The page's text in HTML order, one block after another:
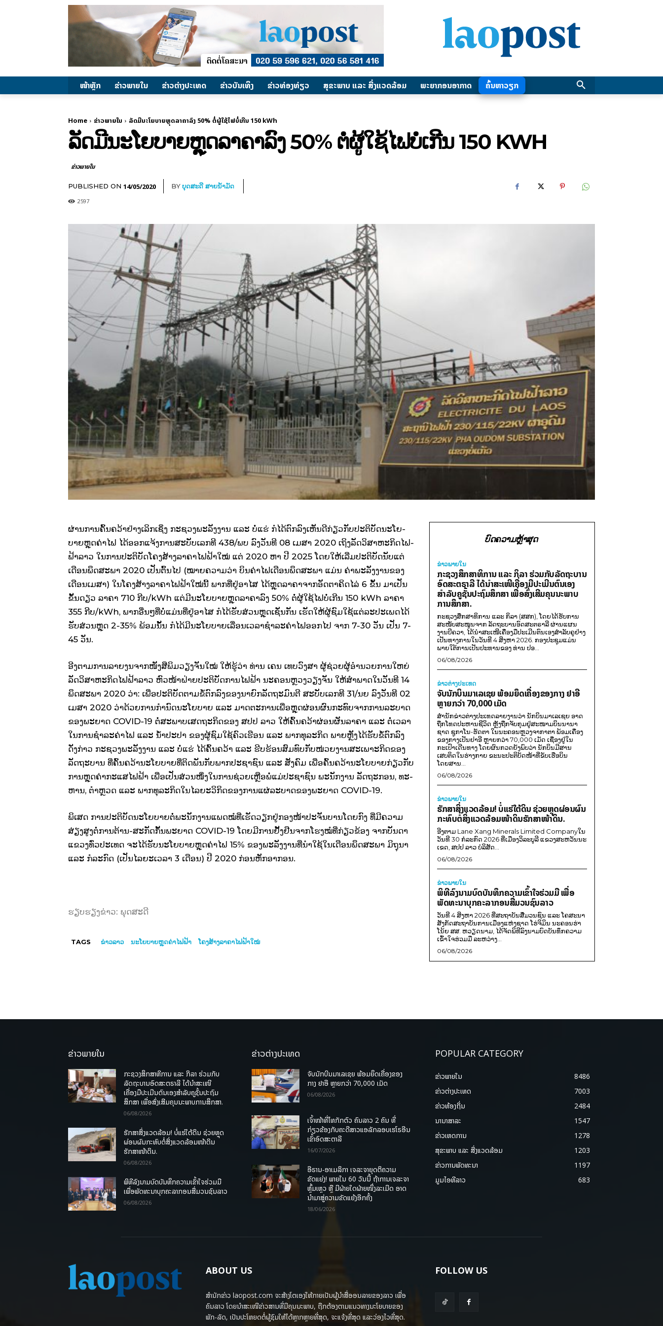
ໜ້າຫຼັກ ຂ່າວພາຍ​ໃນ ຂ່າວຕ່າງປະເທດ ​ຂ່າວບັນເທິງ ​ຂ່າວທ່ອງທ່ຽວ ສຸຂະພາບ ແລະ ສີ່ງແວດລ້ອມ ພະຍາກອນອາກາດ ຄົ້ນຫາວຽກ
Home ຂ່າວພາຍ​ໃນ ​ລັດມີນະ­ໂຍ­ບາຍ​ຫຼຸດ​ລາ­ຄາ​ລົງ 50% ຕໍ່​ຜູ້​ໃຊ້​ໄຟ​ບໍ່​ເກີນ 150 kWh
​ລັດມີນະ­ໂຍ­ບາຍ​ຫຼຸດ​ລາ­ຄາ​ລົງ 50% ຕໍ່​ຜູ້​ໃຊ້​ໄຟ​ບໍ່​ເກີນ 150 KWH
ຂ່າວພາຍ​ໃນ
PUBLISHED ON 14/05/2020 BYບຸດສະດີ ສາຍນ້ຳມັດ
2597
ຜ່ານ​ການ​ຄົ້ນ­ຄວ້າ​ຢ່າງ​ເລິກ­ເຊິ່ງ ກະ­ຊວງ​ພະ­ລັງ­ງານ ແລະ ບໍ່​ແຮ່ ກໍ​ໄດ້​ຕົກ­ລົງ​ເຫັນ​ດີ​ກ່ຽວ​ກັບ​ປະ­ຕິ­ບັດ​ນະ­ໂຍ­
ບາຍ​ຫຼຸດ​ຄ່າ​ໄຟ ໄດ້​ອອກ​ແຈ້ງ​ການ​ສະ­ບັບ​ເລກ​ທີ 438/ພບ ລົງ​ວັນ​ທີ 08 ເມ­ສາ 2020 ເຖິງ​ລັດ​ວິ​ສາ​ຫະ​ກິດ​ໄຟ­
ຟ້າ​ລາວ ໃນ​ການ​ປະ­ຕິ­ບັດ​ໂຄງ​ສ້າງ​ລາ­ຄາ​ໄຟ­ຟ້າ​ໃໝ່ ແຕ່ 2020 ຫາ ປີ 2025 ໂດຍ​ໃຫ້​ເລີ່ມ​ປະ­ຕິ­ບັດ​ນັບ​ແຕ່​
ເດືອນ​ພຶດ­ສະ­ພາ 2020 ເປັນ­ຕົ້ນ​ໄປ (ໝາຍ​ຄວາມ​ວ່າ ບິນ​ຄ່າ​ໄຟ​ເດືອ​ນພຶດ­ສະ­ພາ ແມ່ນ ຄ່າພະ­ລັງ­ງານ​ຂອງ​
ເດືອນ​ເມ­ສາ) ໃນ​ໂຄງ​ສ້າງ​ລາ­ຄາ​ໄຟ­ຟ້າ​ໃໝ່​ນີ້ ພາກ​ທີ່­ຢູ່​ອາ­ໄສ ໄດ້​ຫຼຸດ​ລາ­ຄາ​ຈາກ​ອັດ­ຕາ​ຄິດ­ໄລ່ 6 ຂັ້ນ ມາ​ເປັນ​
ຂັ້ນ​ດຽວ ລາ­ຄາ 710 ກີບ/kWh ແຕ່​ມີ​ນະ­ໂຍ­ບາຍ​ຫຼຸດ​ລາ­ຄາ​ລົງ 50% ຕໍ່​ຜູ້​ໃຊ້​ໄຟ​ບໍ່​ເກີນ 150 kWh ລາ­ຄາ
355 ກີບ/kWh, ພາກ​ອື່ນໆ​ທີ່​ບໍ່​ແມ່ນ​ທີ່­ຢູ່​ອາ­ໄສ ກໍ​ໄດ້​ຮັບ​ສ່ວນ​ຫຼຸດ​ເຊັ່ນ​ກັນ ເຮັດ​ໃຫ້​ຜູ້​ຊົມ­ໃຊ້​ແຕ່​ລະ​ປະ­ເພດ​ໄດ້​
ຮັບ​ສ່ວນ​ຫຼຸດ 2-35% ພ້ອມ​ນັ້ນ ກໍ​ໄດ້​ມີ​ນະ­ໂຍ­ບາຍ​ເລື່ອນ​ເວ­ລາ​ຊຳ­ລະ​ຄ່າ​ໄຟ​ອອກ​ໄປ ຈາກ 7-30 ວັນ ເປັນ 7-
45 ວັນ.
ອີງຕາມການລາຍງນຈາກໜັງສືພິມວຽງຈັນໃໝ່ ໃຫ້ຮູ້ວ່າ ທ່ານ ເຄນ ເທບ​ວົງ­ສາ ຜູ້​ຊ່ວຍ​ຜູ້­ອຳ­ນວຍ­ການ​ໃຫຍ່
ລັດ​ວິ​ສາ​ຫະ​ກິດ​ໄຟ­ຟ້າ​ລາວ ຫົວ­ໜ້າ​ຝ່າຍ​ປະ­ຕິ­ບັດ​ການ​ໄຟ­ຟ້າ ນະ­ຄອນ­ຫຼວງ​ວຽງ​ຈັນ ໃຫ້​ສຳ­ພາດ​ໃນ​ວັນ​ທີ 14
ພຶດ­ສະ­ພາ 2020 ວ່າ: ເພື່ອ​ປະ­ຕິ­ບັດ​ຕາມ​ຂໍ້​ຕົກ­ລົງ​ຂອງ​ນາ­ຍົກ­ລັດ­ຖະ­ມົນ­ຕີ ສະ­ບັບ​ເລກ​ທີ 31/ນຍ ລົງ​ວັນ​ທີ 02
ເມ­ສາ 2020 ວ່າ​ດ້ວຍ​ການ​ກຳ­ນົດ​ນະ­ໂຍ­ບາຍ ແລະ ມາດ​ຕະ­ການ​ເພື່ອ​ຫຼຸດ­ຜ່ອນ​ຜົນ​ກະ­ທົບ​ຈາກ​ການ​ລະ­ບາດ​
ຂອງ​ພະ­ຍາດ COVID-19 ຕໍ່​ສະ­ພາບ​ເສດ­ຖະ­ກິດ​ຂອງ ສປປ ລາວ ໃຫ້​ຄົ້ນ­ຄວ້າ​ຜ່ອນ­ຜັນ​ລາ­ຄາ ແລະ ຕໍ່​ເວ­ລາ​
ໃນ​ການ​ຊຳ­ລະ​ຄ່າ​ໄຟ ແລະ ນໍ້າປະ­ປາ ຂອງ​ຜູ້​ຊົມ­ໃຊ້​ຄົວ​ເຮືອນ ແລະ ພາກ​ທຸ­ລະ​ກິດ ພາຍ­ຫຼັງ​ໄດ້​ຮັບ​ຂໍ້​ຕົກ­ລົງ
ດັ່ງ­ກ່າວ ກະ­ຊວງ​ພະ­ລັງ­ງານ ແລະ ບໍ່​ແຮ່ ໄດ້​ຄົ້ນ­ຄວ້າ ແລະ ຮີບ​ຮ້ອນ​ສົມ­ທົບ​ກັບ​ໜ່ວຍ​ງານ​ສະ­ເພາະ​ກິດ​ຂອງ​
ລັດ­ຖະ­ບານ ທີ່​ຄົ້ນ­ຄວ້າ​ນະ­ໂຍ­ບາຍ​ທີ່​ຕິດ​ພັນ​ກັບ​ພາກ​ປະ­ຊາ­ຊົນ ແລະ ສັງ­ຄົມ ເພື່ອ​ຄົ້ນ­ຄວ້າ​ນະ­ໂຍ­ບາຍ​ກ່ຽວ​ກັບ​
ການ​ຫຼຸດ​ຄ່າ​ກະ­ແສ​ໄຟ­ຟ້າ ເພື່ອ​ເປັນ​ສ່ວນ​ໜຶ່ງ​ໃນ​ການ​ຊ່ວຍ­ເຫຼືອ​ພໍ່​ແມ່​ປະ­ຊາ­ຊົນ ພະ­ນັກ­ງານ ລັດ­ຖະ­ກອນ, ທະ­
ຫານ, ຕຳ­ຫຼວດ ແລະ ພາກ​ທຸ­ລະ​ກິດ​ໃນ​ໄລ­ຍະ​ວິ​ກິດ​ຂອງ​ການ​ແຜ່​ລະ­ບາດ​ຂອງ​ພະ­ຍາດ COVID-19.
ພິ­ເສດ ການ​ປະ­ຕິ­ບັດ​ນະ­ໂຍ­ບາຍ​ຕໍ່​ພະ­ນັກ­ງານ​ແພດ​ໝໍ​ທີ່​ເຮັດ​ວຽກ​ຢູ່​ກອງ​ໜ້າ​ປະ­ຈັນ­ບານ​ໂດຍ​ກົງ ທີ່​ມີ​ຄວາມ​
ສ່ຽງ​ສູງ​ຕໍ່​ການ​ຕ້ານ-ສະ­ກັດ​ກັ້ນ​ພະ­ຍາດ COVID-19 ໂດຍ​ມີ​ການ​ຢັ້ງ­ຢືນ​ຈາກ​ໂຮງ­ໝໍ​ທີ່​ກ່ຽວ­ຂ້ອງ ຈາກ​ບັນ­ດາ​
ແຂວງ​ທົ່ວ​ປະ­ເທດ ຈະ​ໄດ້​ຮັບ​ນະ­ໂຍ­ບາຍ​ຫຼຸດ​ຄ່າ​ໄຟ 15% ຂອງ​ພະ­ລັງ­ງານ​ທີ່​ນຳ​ໃຊ້​ໃນ​ເດືອນ​ພຶດ­ສະ­ພາ ມິ­ຖຸ­ນາ
ແລະ ກໍ­ລະ­ກົດ (ເປັນ​ໄລ­ຍະ​ເວ­ລາ 3 ເດືອນ) ປີ 2020 ກ່ອນ​ຫັກ​ອາ­ກອນ.
ຮຽບຮຽງຂ່າວ: ພຸດສະດີ
TAGS ຂ່າວລາວ ນະໂຍບາຍຫຼຸດຄ່າໄຟຟ້າ ​ໂຄງ​ສ້າງ​ລາ­ຄາ​ໄຟ­ຟ້າ​ໃໝ່
ບົດຄວາມຫຼ້າສຸດ
ຂ່າວພາຍ​ໃນ
ກະຊວງສຶກສາທິການ ແລະ ກິລາ ຮ່ວມກັບລັດຖະບານ
ອົດສະຕຣາລີ ໄດ້ນຳສະເໜີເຄື່ອງມືປະເມີນຕົນເອງ
ສຳລັບຄູຊັ້ນປະຖົມສຶກສາ ເພື່ອສົ່ງເສີມຄຸນນະພາບ
ການສຶກສາ.
ກະຊວງສຶກສາທິການ ແລະ ກິລາ (ສສກ), ໂດຍໄດ້ຮັບການ
ສະໜັບສະໜູນຈາກ ລັດຖະບານອົດສະຕຣາລີ ຜ່ານແຜນ
ງານບີຄວາ, ໄດ້ນຳສະເໜີເຄື່ອງມືປະເມີນຕົນເອງສຳລັບຄູຢ່າງ
ເປັນທາງການໃນວັນທີ 4 ສິງຫາ 2026. ກອງປະຊຸມແມ່ນ
ພາຍໃຕ້ການເປັນປະທານຂອງ ທ່ານ ປອ...
06/08/2026
ຂ່າວຕ່າງປະເທດ
ຈັບນັກບິນມາເລເຊຍ ພ້ອມຍຶດເຄື່ອງຂອງກາງ ຢາອີ
ຫຼາຍກວ່າ 70,000 ເມັດ
ສຳນັກຂ່າວຕ່າງປະເທດລາຍງານວ່າ ນັກບິນມາເລເຊຍ ອາດ
ຖືກໂທດປະຫານຊີວິດ ຫຼັງຖືກຈັບກຸມຢູ່ສະໜາມບິນນານາ
ຊາດ ຊູກາໂນ-ຮັດຕາ ໃນນະຄອນຫຼວງຈາກາຕາ ພ້ອມເຄື່ອງ
ຂອງກາງເປັນຢາອີ ຫຼາຍກວ່າ 70,000 ເມັດ ເຊື່ອງຢູ່ໃນ
ກະເປົາເດີນທາງ ໂດຍຜົນກວດຍັງພົບວ່າ ນັກບິນມີສານ
ເສບຕິດໃນຮ່າງກາຍ ຂະນະປະຕິບັດໜ້າທີ່ຂັບເຮືອບິນ
ໂດຍສານ...
06/08/2026
ຂ່າວພາຍ​ໃນ
ຮັກສາສິ່ງແວດລ້ອມ! ບໍ່ແຮ່ໃຕ້ດິນ ຊ່ວຍຫຼຸດຜ່ອນຜົນ
ກະທົບຕໍ່ສິ່ງແວດລ້ອມໜ້າດິນຮັກສາໜ້າດິນ.
ອີງຕາມ Lane Xang Minerals Limited Companyໃນ
ວັນທີ 30 ກໍລະກົດ 2026 ທີ່ເມືອງວິລະບູລີ ແຂວງສະຫວັນນະ
ເຂດ, ສປປ ລາວ ບໍລິສັດ...
06/08/2026
ຂ່າວພາຍ​ໃນ
ພິທີລົງນາມບົດບັນທຶກຄວາມເຂົ້າໃຈຮ່ວມມື ເພື່ອ
ພັດທະນາບຸກຄະລາກອນສື່ມວນຊົນລາວ
ວັນທີ 4 ສິງຫາ 2026 ທີ່ສະຖາບັນສື່ມວນຊົນ ແລະ ໂຄສະນາ
ສັງກັດສະຖາບັນການເມືອງແຫ່ງຊາດ ໂຮ່ຈິມິນ ນະຄອນຮ່າ
ໂນ້ຍ ສສ. ຫວຽດນາມ, ໄດ້ຈັດພິທີລົງນາມບົດບັນທຶກຄວາມ
ເຂົ້າໃຈຮ່ວມມື ລະຫວ່າງ...
06/08/2026
ຂ່າວພາຍໃນ
ກະຊວງສຶກສາທິການ ແລະ ກິລາ ຮ່ວມກັບ
ລັດຖະບານອົດສະຕຣາລີ ໄດ້ນຳສະເໜີ
ເຄື່ອງມືປະເມີນຕົນເອງສຳລັບຄູຊັ້ນປະຖົມ
ສຶກສາ ເພື່ອສົ່ງເສີມຄຸນນະພາບການສຶກສາ.
06/08/2026
ຮັກສາສິ່ງແວດລ້ອມ! ບໍ່ແຮ່ໃຕ້ດິນ ຊ່ວຍຫຼຸດ
ຜ່ອນຜົນກະທົບຕໍ່ສິ່ງແວດລ້ອມໜ້າດິນ
ຮັກສາໜ້າດິນ.
06/08/2026
ພິທີລົງນາມບົດບັນທຶກຄວາມເຂົ້າໃຈຮ່ວມມື
ເພື່ອພັດທະນາບຸກຄະລາກອນສື່ມວນຊົນລາວ
06/08/2026
ຂ່າວຕ່າງປະເທດ
ຈັບນັກບິນມາເລເຊຍ ພ້ອມຍຶດເຄື່ອງຂອງ
ກາງ ຢາອີ ຫຼາຍກວ່າ 70,000 ເມັດ
06/08/2026
ເຈົ້າໜ້າທີ່ໄທກັກຕົວ ຄົນລາວ 2 ຄົນ ທີ່
ກ່ຽວຂ້ອງກັບຄະດີສາວແອລັກລອບເຮໂຣອີນ
ເຂົ້າອົດສະຕາລີ
16/07/2026
ອີຣານ-ອາເມລິກາ ເຈລະຈາຍຸດຕິຄວາມ
ຂັດແຍ່ງ! ພາຍໃນ 60 ວັນນີ້ ຖ້າການເຈລະຈາ
ຫຼົ້ມເຫຼວ ຫຼື ມີຝ່າຍໃດຝ່າຍໜຶ່ງລະເມີດ ອາດ
ນໍາມາສູ່ຄວາມຂັດແຍ້ງອີກຄັ້ງ
18/06/2026
POPULAR CATEGORY
ຂ່າວພາຍ​ໃນ
8486
ຂ່າວຕ່າງປະເທດ
7003
ຂ່າວທ້ອງຖິ່ນ
2484
ນານາສາລະ
1547
ຂ່າວເຫດການ
1278
ສຸຂະພາບ ແລະ ສີ່ງແວດລ້ອມ
1203
ຂ່າວການພັດທະນາ
1197
ມູມໄອທີລາວ
683
ABOUT US
ສຳນັກຂ່າວ laopost.com ຈະສ້າງໂຕເອງໃຫ້ກາຍເປັນຜູ້ນຳສື່ອອນລາຍຂອງລາວ ເພື່ອ
ຄົນລາວ ໂດຍນຳສະເໜີຂ່າວສານທີ່ມີຄຸນນະພາບ, ຖືກຕ້ອງຕາມແນວທາງນະໂຍບາຍຂອງ
ພັກ-ລັດ, ເປັນປະໂຫຍດຕໍ່ຜູ້ຊົມໃຫ້ໄດ້ຫຼາກຫຼາຍທີ່ສຸດ, ຈະແຈ້ງທີ່ສຸດ ແລະວ່ອງໄວທີ່ສຸດ.
FOLLOW US